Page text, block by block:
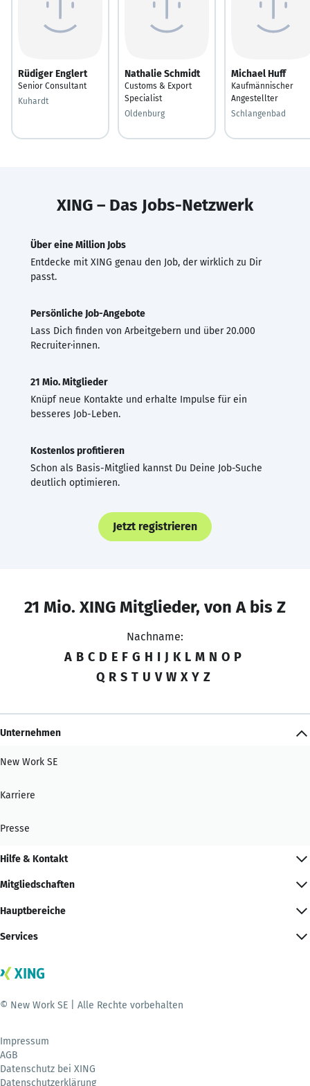
Rüdiger Englert
Senior Consultant
Kuhardt
Nathalie Schmidt
Customs & Export
Specialist
Oldenburg
Michael Huff
Kaufmännischer
Angestellter
Schlangenbad
XING – Das Jobs-Netzwerk
Über eine Million Jobs
Entdecke mit XING genau den Job, der wirklich zu Dir
passt.
Persönliche Job-Angebote
Lass Dich finden von Arbeitgebern und über 20.000
Recruiter·innen.
21 Mio. Mitglieder
Knüpf neue Kontakte und erhalte Impulse für ein
besseres Job-Leben.
Kostenlos profitieren
Schon als Basis-Mitglied kannst Du Deine Job-Suche
deutlich optimieren.
Jetzt registrieren
21 Mio. XING Mitglieder, von A bis Z
Nachname:
A B C D E F G H I J K L M N O P
Q R S T U V W X Y Z
Unternehmen
New Work SE
Karriere
Presse
Hilfe & Kontakt
Mitgliedschaften
Hauptbereiche
Services
© New Work SE | Alle Rechte vorbehalten
Impressum
AGB
Datenschutz bei XING
Datenschutzerklärung